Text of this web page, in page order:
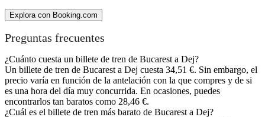
Explora con Booking.com
Preguntas frecuentes
¿Cuánto cuesta un billete de tren de Bucarest a Dej?
Un billete de tren de Bucarest a Dej cuesta 34,51 €. Sin embargo, el
precio varía en función de la antelación con la que compres y de si
es una hora del día muy concurrida. En ocasiones, puedes
encontrarlos tan baratos como 28,46 €.
¿Cuál es el billete de tren más barato de Bucarest a Dej?